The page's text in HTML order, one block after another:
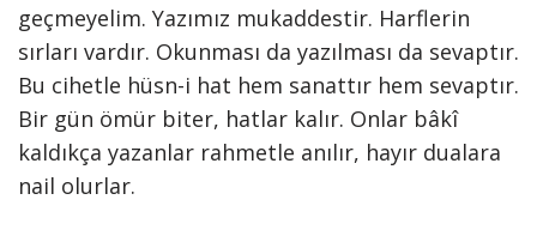
geçmeyelim. Yazımız mukaddestir. Harflerin
sırları vardır. Okunması da yazılması da sevaptır.
Bu cihetle hüsn-i hat hem sanattır hem sevaptır.
Bir gün ömür biter, hatlar kalır. Onlar bâkî
kaldıkça yazanlar rahmetle anılır, hayır dualara
nail olurlar.